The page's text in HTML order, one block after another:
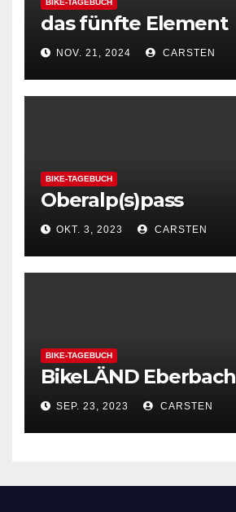
BIKE-TAGEBUCH
das fünfte Element
NOV. 21, 2024 CARSTEN
BIKE-TAGEBUCH
Oberalp(s)pass
OKT. 3, 2023 CARSTEN
BIKE-TAGEBUCH
BikeLÄND Eberbach
SEP. 23, 2023 CARSTEN